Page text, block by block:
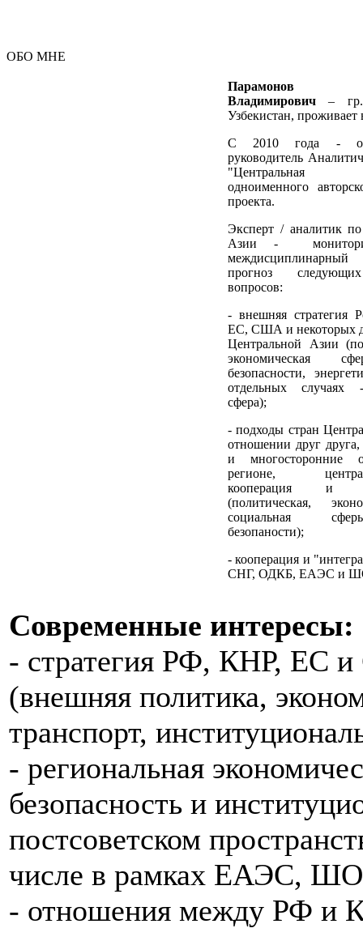
ОБО МНЕ
Парамонов
Владимирович– гр.
Узбекистан, проживает
С 2010 года -
руководитель
"Центральная
одноименного
проекта.
Эксперт / аналитик
Азии -
прогноз
вопросов:
- внешняя стратегия
ЕС, США и некоторых
Центральной Азии
экономическая
безопасности,
отдельных случаях
сфера);
- подходы стран
отношении друг друга,
и многосторонние
регионе,
кооперация и
(политическая,
социальная
безопаности);
- кооперация и
СНГ, ОДКБ, ЕАЭС и
Современные интересы:
- стратегия РФ, КНР, ЕС
(внешняя политика,
транспорт,
- региональная
безопасность и
постсоветском
числе в рамках ЕАЭС,
- отношения между РФ